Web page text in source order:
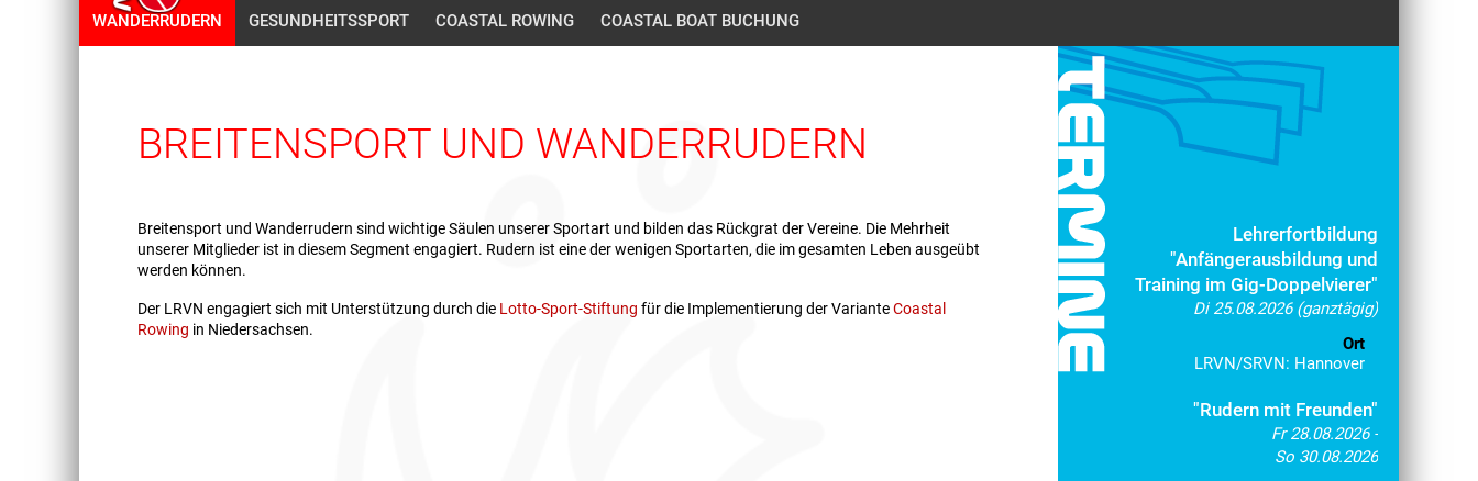
WANDERRUDERN GESUNDHEITSSPORT COASTAL ROWING COASTAL BOAT BUCHUNG
BREITENSPORT UND WANDERRUDERN
Breitensport und Wanderrudern sind wichtige Säulen unserer Sportart und bilden das Rückgrat der Vereine. Die Mehrheit
unserer Mitglieder ist in diesem Segment engagiert. Rudern ist eine der wenigen Sportarten, die im gesamten Leben ausgeübt
werden können.
Der LRVN engagiert sich mit Unterstützung durch die Lotto-Sport-Stiftung für die Implementierung der VarianteCoastal
Rowing in Niedersachsen.
Lehrerfortbildung
"Anfängerausbildung und
Training im Gig-Doppelvierer"
Di 25.08.2026 (ganztägig)
Ort
LRVN/SRVN: Hannover
"Rudern mit Freunden"
Fr 28.08.2026 -
So 30.08.2026